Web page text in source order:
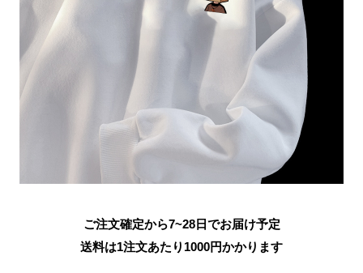
ご注文確定から7~28日でお届け予定
送料は1注文あたり 1000円かかります